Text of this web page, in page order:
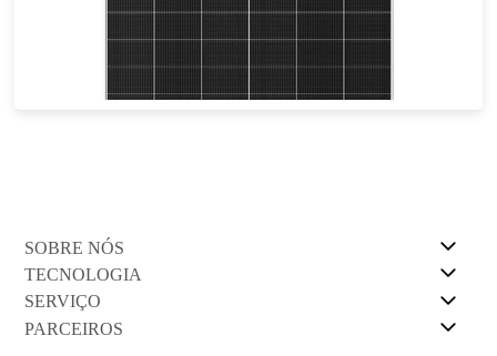
490-510W
SOBRE NÓS
TECNOLOGIA
SERVIÇO
PARCEIROS